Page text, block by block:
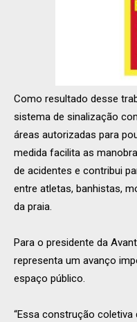
Como resultado desse
sistema de sinalização
áreas autorizadas para
medida facilita as
de acidentes e contribui
entre atletas, banhistas,
da praia.
Para o presidente da
representa um avanço
espaço público.
“Essa construção